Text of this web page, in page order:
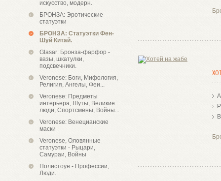
искусство, модерн.
БРОНЗА: Эротические
статуэтки
БРОНЗА: Статуэтки Фен-
Шуй Китай.
Glasar: Бронза-фарфор -
вазы, шкатулки,
подсвечники.
Veronese: Боги, Мифология,
Религия, Ангелы, Феи...
Veronese: Предметы
интерьера, Шуты, Великие
люди, Спортсмены, Войны...
Veronese: Венецианские
маски
Veronese, Оловянные
статуэтки - Рыцари,
Самураи, Войны
Полистоун - Профессии,
Люди.